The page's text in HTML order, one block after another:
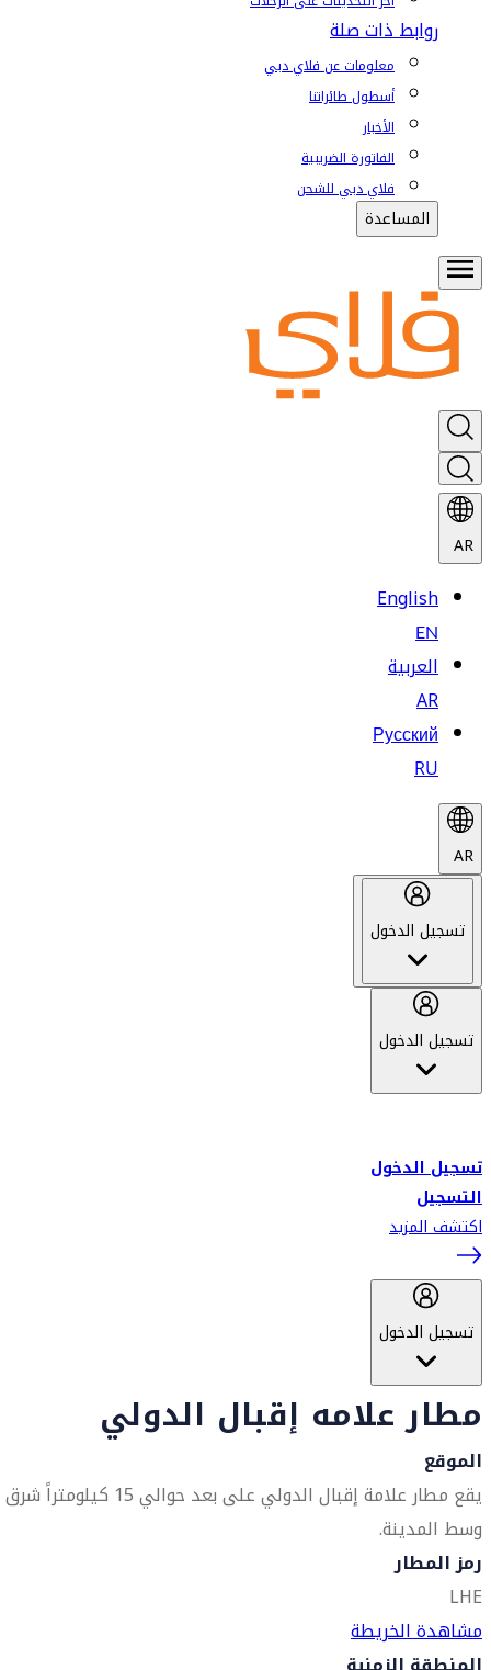
روابط ذات صلة
معلومات عن فلاي دبي
أسطول طائراتنا
الأخبار
الفاتورة الضريبية
فلاي دبي للشحن
المساعدة
AR
English
EN
العربية
AR
Русский
RU
AR
تسجيل الدخول
تسجيل الدخول
تسجيل الدخول
التسجيل
اكتشف المزيد
تسجيل الدخول
مطار علامه إقبال الدولي
الموقع
يقع مطار علامة إقبال الدولي على بعد حوالي 15 كيلومتراً شرق
وسط المدينة.
رمز المطار
LHE
مشاهدة الخريطة